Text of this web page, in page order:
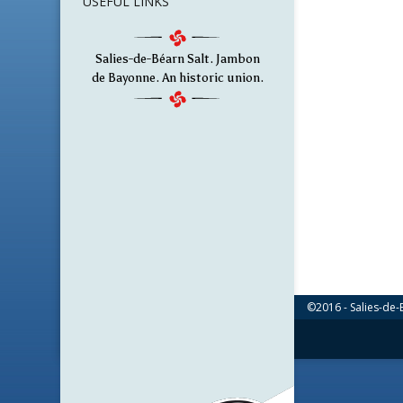
Salies-de-Béarn Salt. Jambon
de Bayonne. An historic union.
©2016 - Salies-de-